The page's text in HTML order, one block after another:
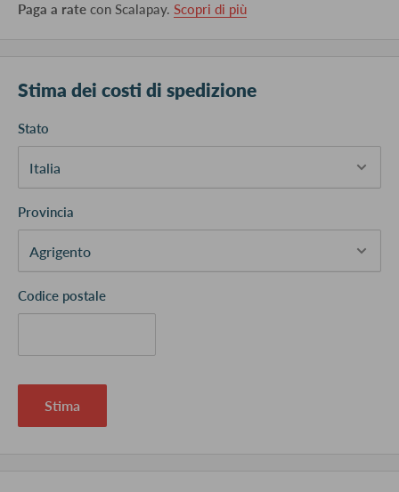
Paga a rate con Scalapay. Scopri di più
Stima dei costi di spedizione
Stato
Provincia
Codice postale
Stima